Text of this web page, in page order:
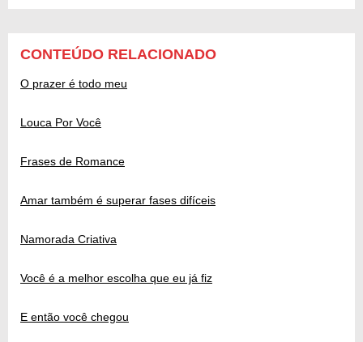
CONTEÚDO RELACIONADO
O prazer é todo meu
Louca Por Você
Frases de Romance
Amar também é superar fases difíceis
Namorada Criativa
Você é a melhor escolha que eu já fiz
E então você chegou